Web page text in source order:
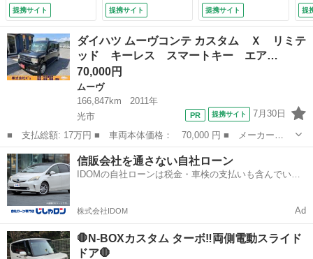
イドドア／シートヒ
ーター 前席／車線
逸脱防止支援システ
ム／届出済未使用車
／ヘッドランプ Ｌ
ＥＤ／ＵＳＢジャッ
ク／Ｂｌｕｅｔｏｏ
ｔｈ接続 （検11.2）
提携サイト
ィーラーメンテナン
ス済み車両 保証付
提携サイト
ニター ＥＴＣ２．
０ フルセグＴＶ
ステム 前後ドラレ
コ レーダークルー
提携サイト 提
ダイハツ ムーヴコンテ カスタム Ｘ リミテ
ッド キーレス スマートキー エア…
70,000円
ムーヴ
166,847km
2011年
光市
提携サイト 7月30日
■ 支払総額: 17万円 ■ 車両本体価格： 70,000 円 ■ メーカー
名： ダイハツ ■ 車種名： ムーヴコンテ ■ グレード名： カス
タム Ｘ リミテッド キーレス スマートキー エアコン エアバ
ッグ オートマ パ...
山口 光市 ムーヴ ムーヴコンテ
信販会社を通さない自社ローン
IDOMの自社ローンは税金・車検の支払いも含んでいる
株式会社IDOM Ad
🛑N-BOXカスタム ターボ‼️両側電動スライド
ドア🛑